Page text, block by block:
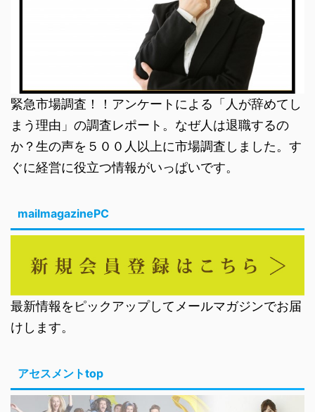
緊急市場調査！！アンケートによる「人が辞めてし
まう理由」の調査レポート。なぜ人は退職するの
か？生の声を５００人以上に市場調査しました。す
ぐに経営に役立つ情報がいっぱいです。
mailmagazinePC
最新情報をピックアップしてメールマガジンでお届
けします。
アセスメントtop